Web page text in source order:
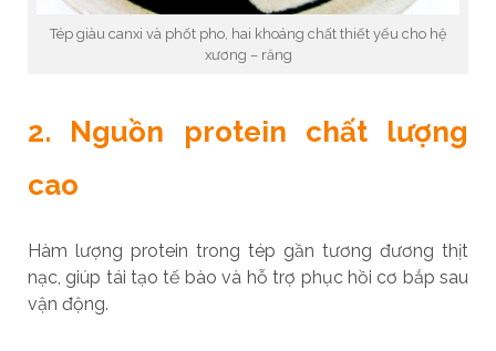
Tép giàu canxi và phốt pho, hai khoáng chất thiết yếu cho hệ
xương – răng
2. Nguồn protein chất lượng
cao
Hàm lượng protein trong tép gần tương đương thịt
nạc, giúp tái tạo tế bào và hỗ trợ phục hồi cơ bắp sau
vận động.